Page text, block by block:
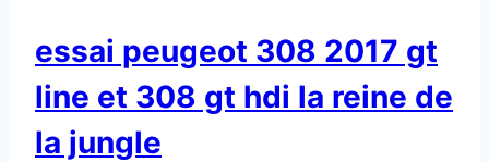
essai peugeot 308 2017 gt
line et 308 gt hdi la reine de
la jungle